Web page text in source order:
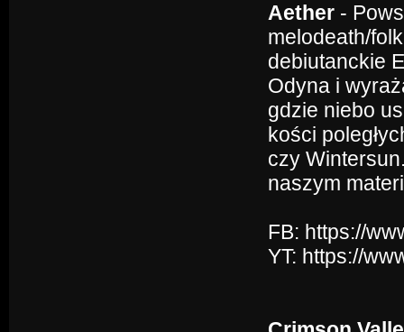
Aether -
melodeath/
debiutanckie
Odyna i
gdzie niebo
kości
czy
naszym
FB: https://
YT: https://